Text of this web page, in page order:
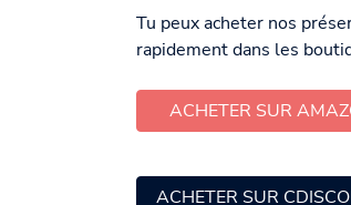
Tu peux acheter nos
rapidement dans les
ACHETER SUR
ACHETER SUR